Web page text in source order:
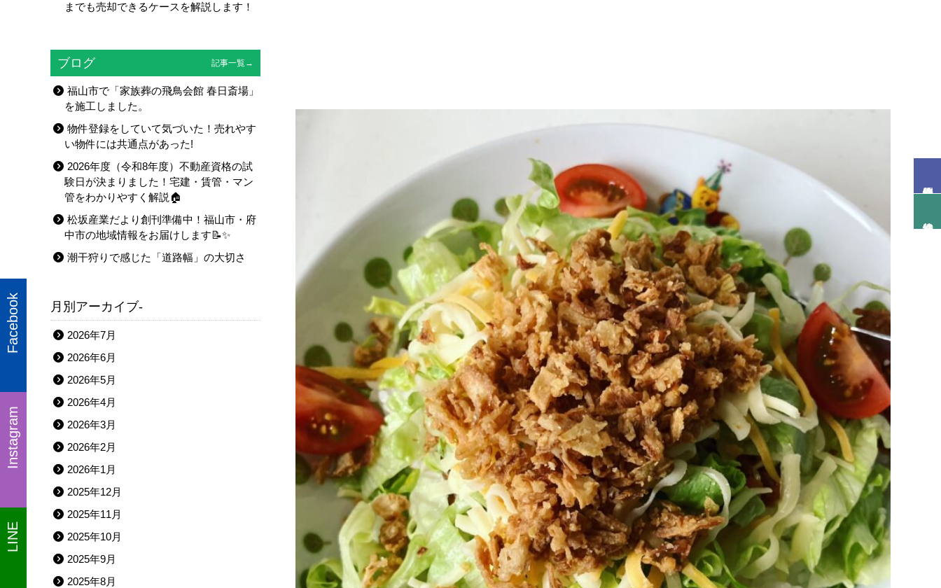
までも売却できるケースを解説します！
ブログ 記事一覧→
福山市で「家族葬の飛鳥会館 春日斎場」
を施工しました。
物件登録をしていて気づいた！売れやす
い物件には共通点があった!
2026年度（令和8年度）不動産資格の試
験日が決まりました！宅建・賃管・マン
管をわかりやすく解説🏠
松坂産業だより創刊準備中！福山市・府
中市の地域情報をお届けします📝✨
潮干狩りで感じた「道路幅」の大切さ
月別アーカイブ-
2026年7月
2026年6月
2026年5月
2026年4月
2026年3月
2026年2月
2026年1月
2025年12月
2025年11月
2025年10月
2025年9月
2025年8月
LINE
Instagram
Facebook